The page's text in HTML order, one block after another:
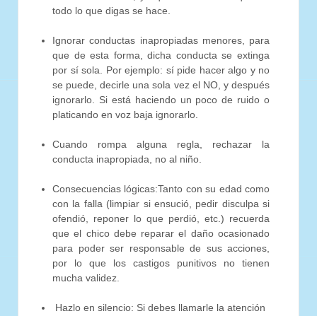
todo lo que digas se hace.
Ignorar conductas inapropiadas menores, para
que de esta forma, dicha conducta se extinga
por sí sola. Por ejemplo: sí pide hacer algo y no
se puede, decirle una sola vez el NO, y después
ignorarlo. Si está haciendo un poco de ruido o
platicando en voz baja ignorarlo.
Cuando rompa alguna regla, rechazar la
conducta inapropiada, no al niño.
Consecuencias lógicas:Tanto con su edad como
con la falla (limpiar si ensució, pedir disculpa si
ofendió, reponer lo que perdió, etc.) recuerda
que el chico debe reparar el daño ocasionado
para poder ser responsable de sus acciones,
por lo que los castigos punitivos no tienen
mucha validez.
Hazlo en silencio: Si debes llamarle la atención